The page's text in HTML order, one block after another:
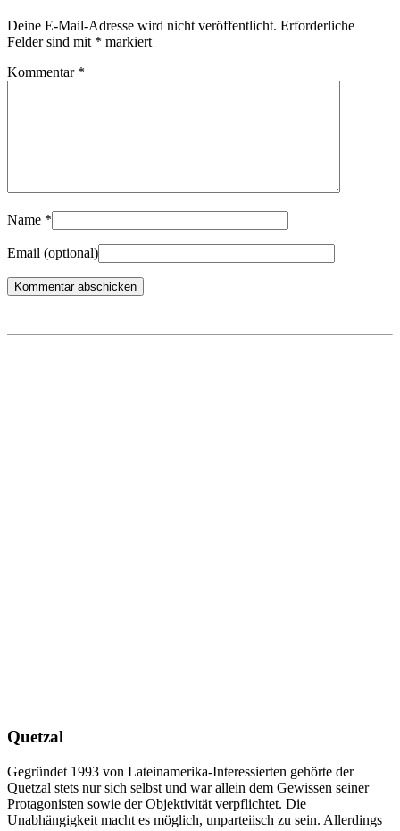
Deine E-Mail-Adresse wird nicht veröffentlicht. Erforderliche
Felder sind mit * markiert
Kommentar *
Name *
Email (optional)
Quetzal
Gegründet 1993 von Lateinamerika-Interessierten gehörte der
Quetzal stets nur sich selbst und war allein dem Gewissen seiner
Protagonisten sowie der Objektivität verpflichtet. Die
Unabhängigkeit macht es möglich, unparteiisch zu sein. Allerdings